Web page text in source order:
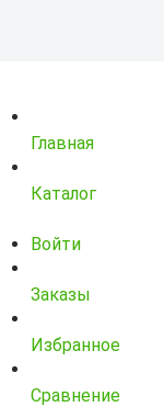
Главная
Каталог
Войти
Заказы
Избранное
Сравнение